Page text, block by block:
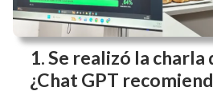
Se realizó la charla
¿Chat GPT